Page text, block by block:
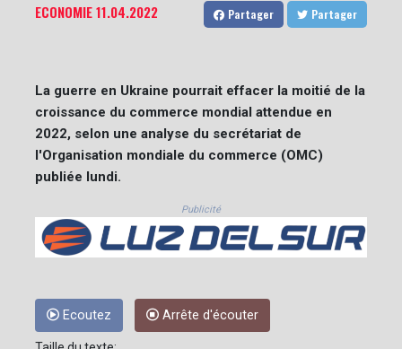
ECONOMIE11.04.2022 Partager Partager
La guerre en Ukraine pourrait effacer la moitié de la
croissance du commerce mondial attendue en
2022, selon une analyse du secrétariat de
l'Organisation mondiale du commerce (OMC)
publiée lundi.
Publicité
Ecoutez Arrête d'écouter